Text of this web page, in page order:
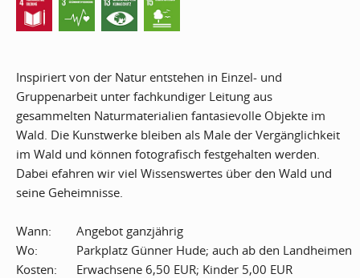
Inspiriert von der Natur entstehen in Einzel- und
Gruppenarbeit unter fachkundiger Leitung aus
gesammelten Naturmaterialien fantasievolle Objekte im
Wald. Die Kunstwerke bleiben als Male der Vergänglichkeit
im Wald und können fotografisch festgehalten werden.
Dabei efahren wir viel Wissenswertes über den Wald und
seine Geheimnisse.
Wann:
Angebot ganzjährig
Wo:
Parkplatz Günner Hude; auch ab den Landheimen
Kosten:
Erwachsene 6,50 EUR; Kinder 5,00 EUR